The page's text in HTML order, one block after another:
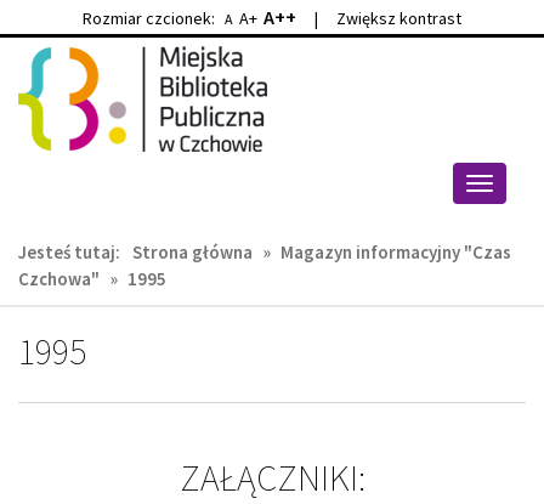
Przejdź
głównej
treści
Przejdź
wyszukiwarki
Rozmiar czcionek: A A+ A++ | Zwiększ kontrast
Przełącz
Jesteś tutaj: Strona główna » Magazyn informacyjny "Czas
Czchowa" » 1995
1995
ZAŁĄCZNIKI: